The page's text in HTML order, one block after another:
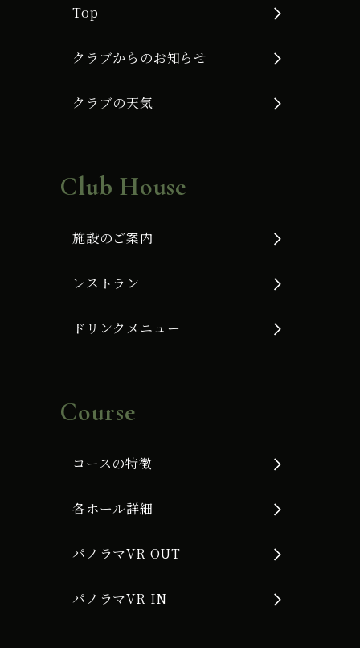
Top
クラブからのお知らせ
クラブの天気
Club House
施設のご案内
レストラン
ドリンクメニュー
Course
コースの特徴
各ホール詳細
パノラマVR OUT
パノラマVR IN